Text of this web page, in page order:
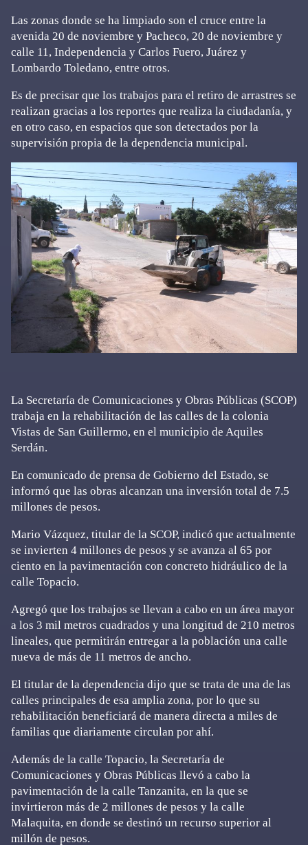
Las zonas donde se ha limpiado son el cruce entre la
avenida 20 de noviembre y Pacheco, 20 de noviembre y
calle 11, Independencia y Carlos Fuero, Juárez y
Lombardo Toledano, entre otros.
Es de precisar que los trabajos para el retiro de arrastres se
realizan gracias a los reportes que realiza la ciudadanía, y
en otro caso, en espacios que son detectados por la
supervisión propia de la dependencia municipal.
La Secretaría de Comunicaciones y Obras Públicas (SCOP)
trabaja en la rehabilitación de las calles de la colonia
Vistas de San Guillermo, en el municipio de Aquiles
Serdán.
En comunicado de prensa de Gobierno del Estado, se
informó que las obras alcanzan una inversión total de 7.5
millones de pesos.
Mario Vázquez, titular de la SCOP, indicó que actualmente
se invierten 4 millones de pesos y se avanza al 65 por
ciento en la pavimentación con concreto hidráulico de la
calle Topacio.
Agregó que los trabajos se llevan a cabo en un área mayor
a los 3 mil metros cuadrados y una longitud de 210 metros
lineales, que permitirán entregar a la población una calle
nueva de más de 11 metros de ancho.
El titular de la dependencia dijo que se trata de una de las
calles principales de esa amplia zona, por lo que su
rehabilitación beneficiará de manera directa a miles de
familias que diariamente circulan por ahí.
Además de la calle Topacio, la Secretaría de
Comunicaciones y Obras Públicas llevó a cabo la
pavimentación de la calle Tanzanita, en la que se
invirtieron más de 2 millones de pesos y la calle
Malaquita, en donde se destinó un recurso superior al
millón de pesos.